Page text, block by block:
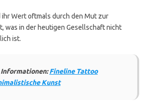
ihr Wert oftmals durch den Mut zur
was in der heutigen Gesellschaft nicht
ist.
Fineline Tattoo
Kunst